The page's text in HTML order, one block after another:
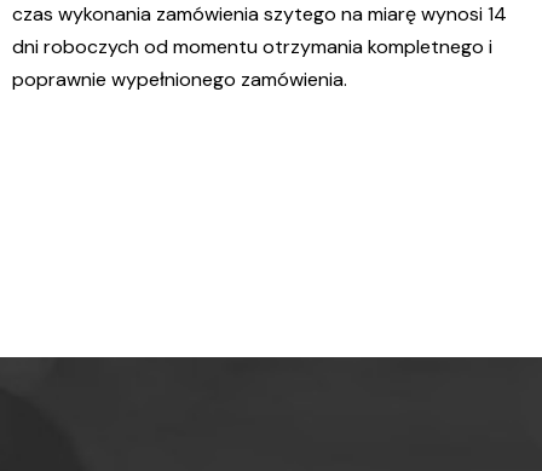
czas wykonania zamówienia szytego na miarę wynosi 14
dni roboczych od momentu otrzymania kompletnego i
poprawnie wypełnionego zamówienia.